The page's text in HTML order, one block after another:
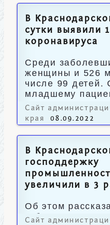
В
сутки выявили
коронавируса
Среди
женщины и 526
числе 99 детей.
младшему
месяцев, а
Сайт
края
08.09.2022
В
господдержку
увеличили в 3
Об этом
губернатор
Сайт